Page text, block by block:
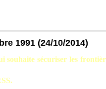
1991 (24/10/2014)
sécuriser les